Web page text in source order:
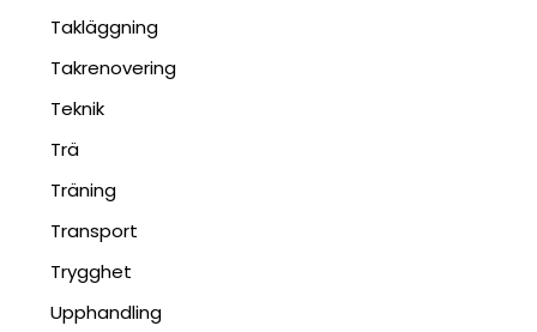
Takläggning
Takrenovering
Teknik
Trä
Träning
Transport
Trygghet
Upphandling